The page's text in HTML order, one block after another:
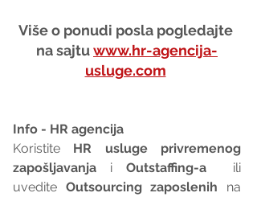
Više o ponudi posla pogledajte
na sajtu www.hr-agencija-
usluge.com
Info - HR agencija
Koristite HR usluge privremenog
zapošljavanja i Outstaffing-a
  ili
uvedite Outsourcing zaposlenih na